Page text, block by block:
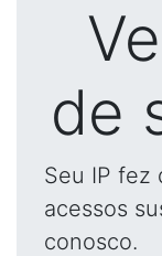
de
Seu IP fez
acessos
conosco.